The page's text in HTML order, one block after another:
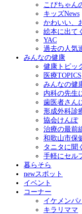
こぴちゃん
キッズNews
かわいい、
絵本に出て
YAC
過去の人気
みんなの健康
健康トピッ
医療TOPICS
みんなの健
内科の先生
歯医者さん
形成外科診
協会けんぽ
治療の最前
和歌山市保
タニタに聞
手軽にセル
暮らそら
newスポット
イベント
コーナー
イケメンパ
キラリママ